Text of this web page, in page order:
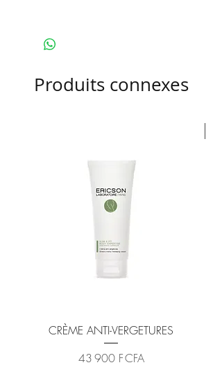
Produits connexes
CRÈME ANTI-VERGETURES
Prix
43 900 F CFA